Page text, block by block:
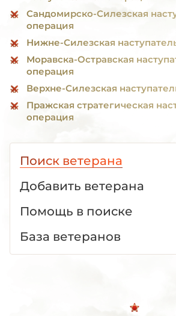
Сандомирско-Силезская
операция
Нижне-Силезская
Моравска-Остравская
операция
Верхне-Силезская
Пражская стратегическая
операция
Поиск ветерана
Добавить ветерана
Помощь в поиске
База ветеранов